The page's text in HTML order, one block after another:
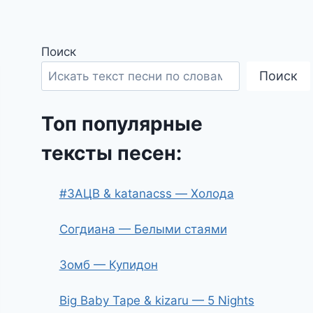
Поиск
Поиск
Топ популярные
тексты песен:
#ЗАЦВ & katanacss — Холода
Согдиана — Белыми стаями
Зомб — Купидон
Big Baby Tape & kizaru — 5 Nights